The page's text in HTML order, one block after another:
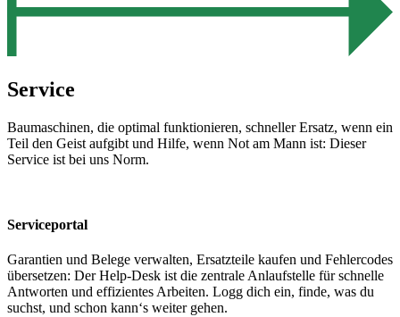
Service
Baumaschinen, die optimal funktionieren, schneller Ersatz, wenn ein
Teil den Geist aufgibt und Hilfe, wenn Not am Mann ist: Dieser
Service ist bei uns Norm.
Serviceportal
Garantien und Belege verwalten, Ersatzteile kaufen und Fehlercodes
übersetzen: Der Help-Desk ist die zentrale Anlaufstelle für schnelle
Antworten und effizientes Arbeiten. Logg dich ein, finde, was du
suchst, und schon kann‘s weiter gehen.